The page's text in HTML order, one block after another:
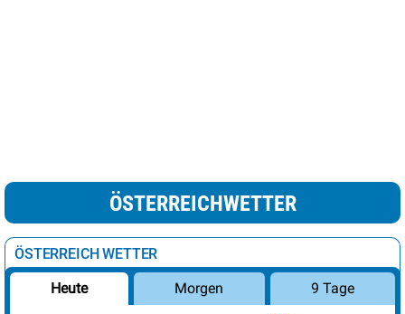
ÖSTERREICHWETTER
ÖSTERREICH WETTER
Heute Morgen 9 Tage